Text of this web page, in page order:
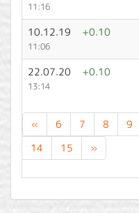
11:16
10.12.19
11:06
+0.10
22.07.20
13:14
+0.10
« 6 7 8 9
14
15 »